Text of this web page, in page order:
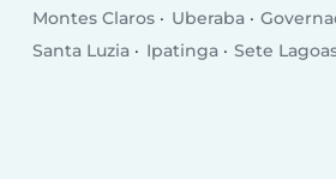
Montes Claros
Uberaba
Santa Luzia
Ipatinga Sete